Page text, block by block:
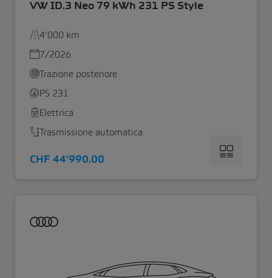
VW ID.3 Neo 79 kWh 231 PS Style
4’000 km
7/2026
Trazione posteriore
PS 231
Elettrica
Trasmissione automatica
CHF 44’990.00